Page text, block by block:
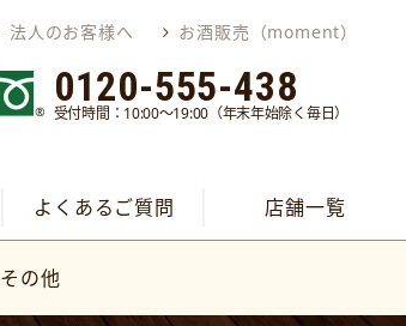
法人のお客様へ お酒販売（moment）
0120-555-438
受付時間：10:00～19:00（年末年始除く毎日）
よくあるご質問 店舗一覧
その他